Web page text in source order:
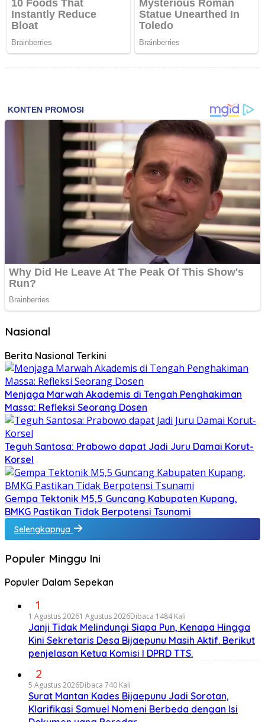
Nasional
Berita Nasional Terkini
Menjaga Marwah Akademis di Tengah Penghakiman
Massa: Refleksi Seorang Dosen
Teguh Santosa: Prabowo dapat Jadi Juru Damai Korut-
Korsel
Gempa Tektonik M5,5 Guncang Kabupaten Kupang,
BMKG Pastikan Tidak Berpotensi Tsunami
Selengkapnya
Populer Minggu Ini
Populer Dalam Sepekan
1
1 Agustus 20261 Agustus 2026Dibaca 1484 Kali
Janji Tidak Melindungi Siapa Pun, Kenapa Hingga
Kini Sekretaris Desa Bijaepunu Masih Aktif. Berikut
penjelasan Ketua Komisi I DPRD TTS.
2
5 Agustus 2026Dibaca 740 Kali
Surat Mantan Kades Bijaepunu Jadi Sorotan,
Klarifikasi Samuel Nomeni Berbeda dengan Isi